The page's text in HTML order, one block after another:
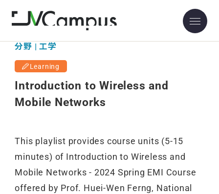
分野 | 工学
Learning
Introduction to Wireless and
Mobile Networks
This playlist provides course units (5-15
minutes) of Introduction to Wireless and
Mobile Networks - 2024 Spring EMI Course
offered by Prof. Huei-Wen Ferng, National